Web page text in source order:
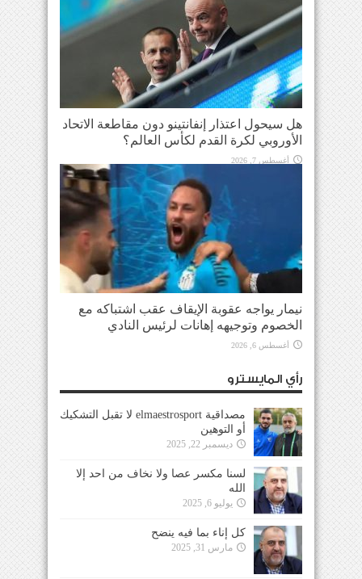
هل سيحول اعتذار إنفانتينو دون مقاطعة الاتحاد
الأوروبي لكرة القدم لكأس العالم؟
أغسطس 7, 2026
نيمار يواجه عقوبة الإيقاف عقب اشتباكه مع
الخصوم وتوجيهه إهانات لرئيس النادي
أغسطس 6, 2026
رأي المايسترو
مصداقية elmaestrosport لا تقبل التشكيك
أو التوهين
ديسمبر 22, 2025
لسنا مكسر عصا ولا نخاف من احد إلا
الله
يوليو 6, 2025
كل إناء بما فيه ينضح
مارس 31, 2025